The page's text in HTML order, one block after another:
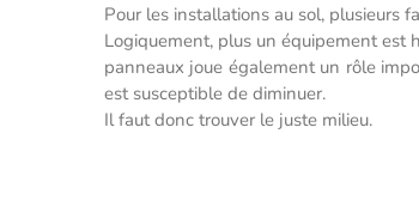
Pour les installations au sol, plusieurs
Logiquement, plus un équipement est
panneaux joue également un rôle
est susceptible de diminuer.
Il faut donc trouver le juste milieu.